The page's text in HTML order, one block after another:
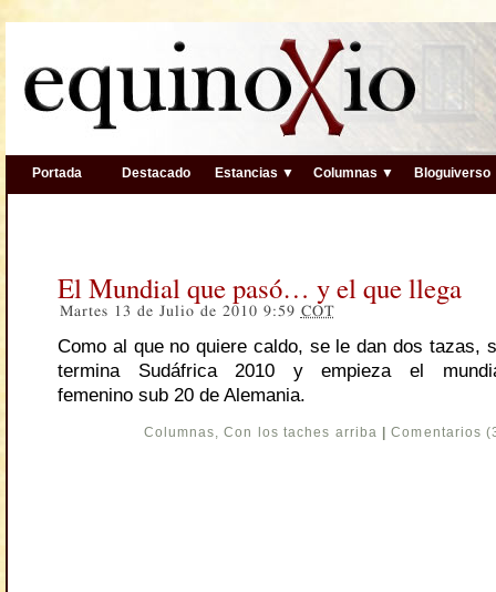
Portada Destacado Estancias ▼ Columnas ▼ Bloguiverso
El Mundial que pasó… y el que llega
Martes 13 de Julio de 2010 9:59 COT
Como al que no quiere caldo, se le dan dos tazas,
termina Sudáfrica 2010 y empieza el
femenino sub 20 de Alemania.
Columnas,Con los taches arriba Comentarios